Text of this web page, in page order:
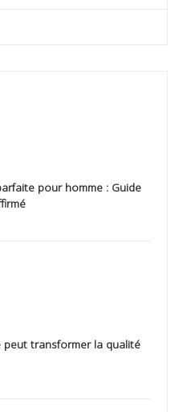
pour homme : Guide
transformer la qualité